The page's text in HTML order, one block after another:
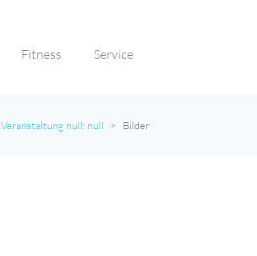
Fitness Service
Veranstaltung null: null Bilder